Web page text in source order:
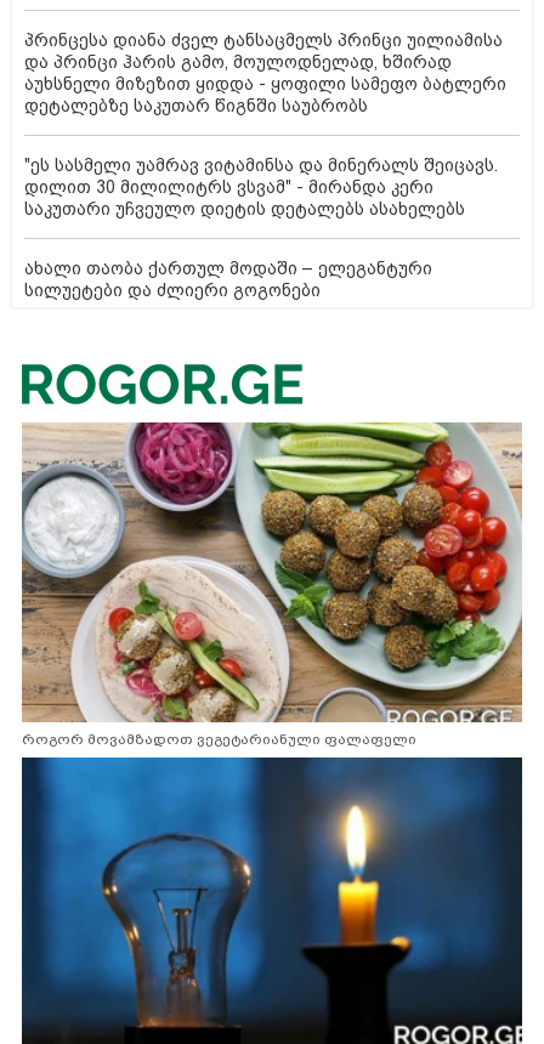
პრინცესა დიანა ძველ ტანსაცმელს პრინცი უილიამისა
და პრინცი ჰარის გამო, მოულოდნელად, ხშირად
აუხსნელი მიზეზით ყიდდა - ყოფილი სამეფო ბატლერი
დეტალებზე საკუთარ წიგნში საუბრობს
"ეს სასმელი უამრავ ვიტამინსა და მინერალს შეიცავს.
დილით 30 მილილიტრს ვსვამ" - მირანდა კერი
საკუთარი უჩვეულო დიეტის დეტალებს ასახელებს
ახალი თაობა ქართულ მოდაში – ელეგანტური
სილუეტები და ძლიერი გოგონები
როგორ მოვამზადოთ ვეგეტარიანული ფალაფელი